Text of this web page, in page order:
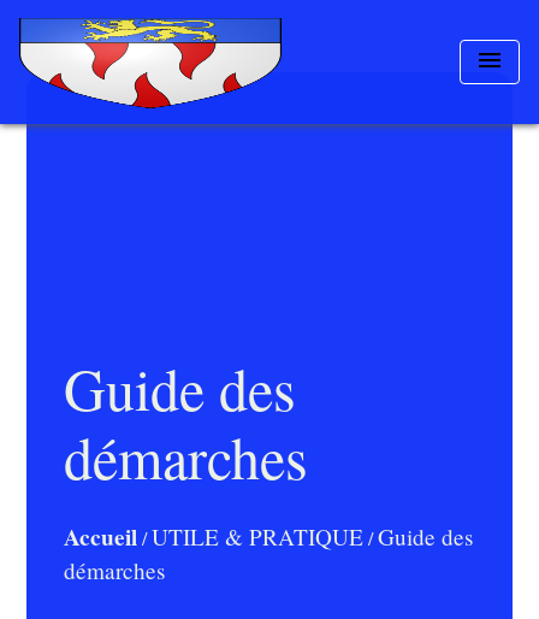
menu
Guide des
démarches
Accueil/UTILE & PRATIQUE/Guide des
démarches